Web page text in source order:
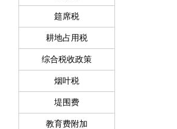
筵席税
耕地占用税
综合税收政策
烟叶税
堤围费
教育费附加